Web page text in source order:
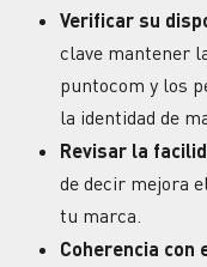
Verificar su
clave mantener
puntocom y los
la identidad de
Revisar la
de decir mejora
tu marca
Coherencia con